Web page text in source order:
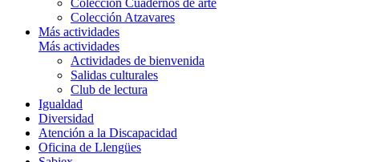
Colección Cuadernos de arte
Colección Atzavares
Más actividades
Más actividades
Actividades de bienvenida
Salidas culturales
Club de lectura
Igualdad
Diversidad
Atención a la Discapacidad
Oficina de Llengües